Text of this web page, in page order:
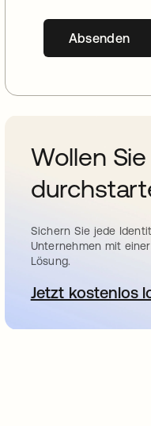
Absenden
Wollen
Sichern Sie jede
Unternehmen mit
Lösung.
Jetzt kostenlos
wird